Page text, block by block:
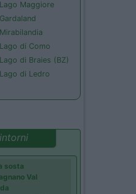
Lago Maggiore
Gardaland
Mirabilandia
Lago di Como
Lago di Braies (BZ)
Lago di Ledro
sosta
Val